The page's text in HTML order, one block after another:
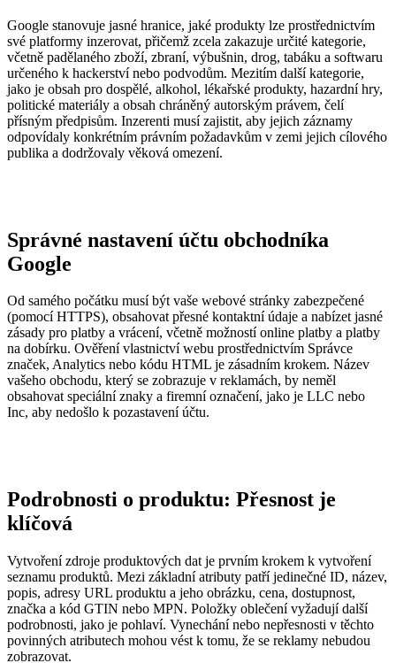
Google stanovuje jasné hranice, jaké produkty lze prostřednictvím
své platformy inzerovat, přičemž zcela zakazuje určité kategorie,
včetně padělaného zboží, zbraní, výbušnin, drog, tabáku a softwaru
určeného k hackerství nebo podvodům. Mezitím další kategorie,
jako je obsah pro dospělé, alkohol, lékařské produkty, hazardní hry,
politické materiály a obsah chráněný autorským právem, čelí
přísným předpisům. Inzerenti musí zajistit, aby jejich záznamy
odpovídaly konkrétním právním požadavkům v zemi jejich cílového
publika a dodržovaly věková omezení.
Správné nastavení účtu obchodníka
Google
Od samého počátku musí být vaše webové stránky zabezpečené
(pomocí HTTPS), obsahovat přesné kontaktní údaje a nabízet jasné
zásady pro platby a vrácení, včetně možností online platby a platby
na dobírku. Ověření vlastnictví webu prostřednictvím Správce
značek, Analytics nebo kódu HTML je zásadním krokem. Název
vašeho obchodu, který se zobrazuje v reklamách, by neměl
obsahovat speciální znaky a firemní označení, jako je LLC nebo
Inc, aby nedošlo k pozastavení účtu.
Podrobnosti o produktu: Přesnost je
klíčová
Vytvoření zdroje produktových dat je prvním krokem k vytvoření
seznamu produktů. Mezi základní atributy patří jedinečné ID, název,
popis, adresy URL produktu a jeho obrázku, cena, dostupnost,
značka a kód GTIN nebo MPN. Položky oblečení vyžadují další
podrobnosti, jako je pohlaví. Vynechání nebo nepřesnosti v těchto
povinných atributech mohou vést k tomu, že se reklamy nebudou
zobrazovat.